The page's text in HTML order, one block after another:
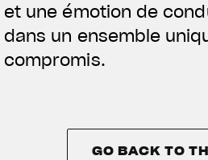
et une émotion de
dans un ensemble
compromis.
GO BACK TO